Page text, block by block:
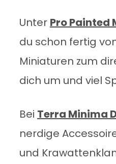
Unter Pro Painted
du schon fertig
Miniaturen zum
dich um und viel
Bei Terra Minima
nerdige
und